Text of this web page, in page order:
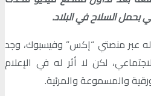
بحمل السلاح في البلاد.
عبر منصتي “إكس” وفيسبوك، وجد
لكن لا أثر له في الإعلام
والمسموعة والمرئية.